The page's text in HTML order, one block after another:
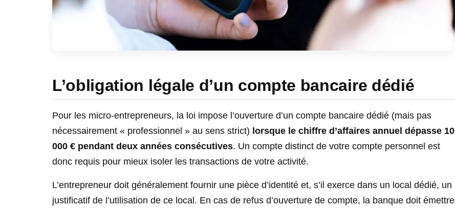
L’obligation légale d’un compte bancaire dédié
Pour les micro-entrepreneurs, la loi impose l’ouverture d’un compte bancaire dédié (mais pas
nécessairement « professionnel » au sens strict) lorsque le chiffre d’affaires annuel dépasse 10
000 € pendant deux années consécutives. Un compte distinct de votre compte personnel est
donc requis pour mieux isoler les transactions de votre activité.
L’entrepreneur doit généralement fournir une pièce d’identité et, s’il exerce dans un local dédié, un
justificatif de l’utilisation de ce local. En cas de refus d’ouverture de compte, la banque doit émettre